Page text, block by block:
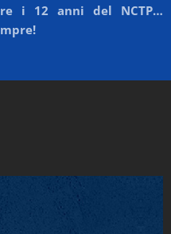
i 12 anni del NCTP…